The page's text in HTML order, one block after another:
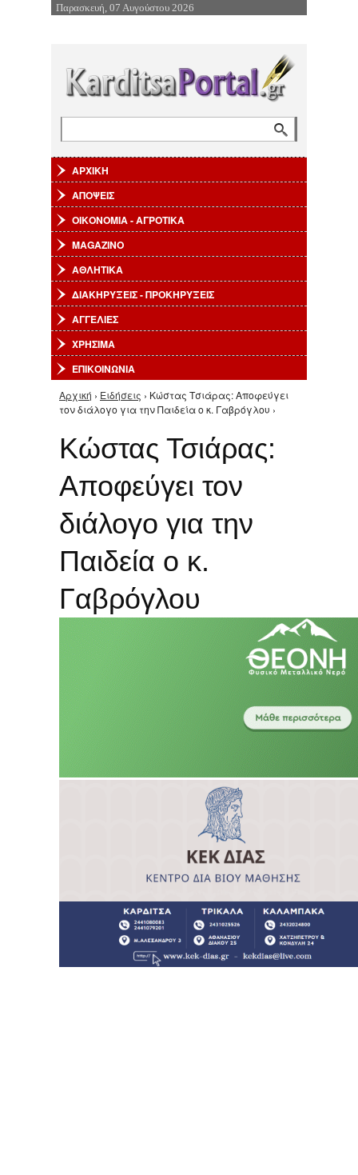
Επιστροφή στην Πλοήγηση
Παρασκευή, 07 Αυγούστου 2026
ΑΡΧΙΚΗ
ΑΠΟΨΕΙΣ
ΟΙΚΟΝΟΜΙΑ - ΑΓΡΟΤΙΚΑ
MAGAZINO
ΑΘΛΗΤΙΚΑ
ΔΙΑΚΗΡΥΞΕΙΣ - ΠΡΟΚΗΡΥΞΕΙΣ
ΑΓΓΕΛΙΕΣ
ΧΡΗΣΙΜΑ
ΕΠΙΚΟΙΝΩΝΙΑ
Είστε εδώ
Αρχική › Ειδήσεις › Κώστας Τσιάρας: Αποφεύγει
τον διάλογο για την Παιδεία ο κ. Γαβρόγλου ›
Κώστας Τσιάρας:
Αποφεύγει τον
διάλογο για την
Παιδεία ο κ.
Γαβρόγλου